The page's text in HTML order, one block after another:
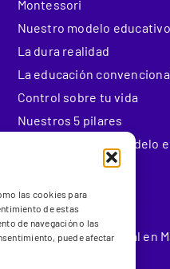
las cookies para
de estas
de navegación o las
puede afectar
Montessori
Nuestro modelo educativo
La dura realidad
La educación
Control sobre tu vida
Nuestros 5 pilares
Éxito de nuestro modelo
Centros educativos
Etapas Educativas
Bachillerato
Colegio Internacional en